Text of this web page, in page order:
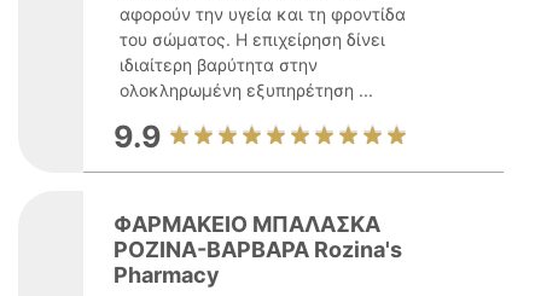
αφορούν την υγεία και τη φροντίδα
του σώματος. Η επιχείρηση δίνει
ιδιαίτερη βαρύτητα στην
ολοκληρωμένη εξυπηρέτηση ...
9.9
ΦΑΡΜΑΚΕΙΟ ΜΠΑΛΑΣΚΑ
ΡΟΖΙΝΑ-ΒΑΡΒΑΡΑ Rozina's
Pharmacy